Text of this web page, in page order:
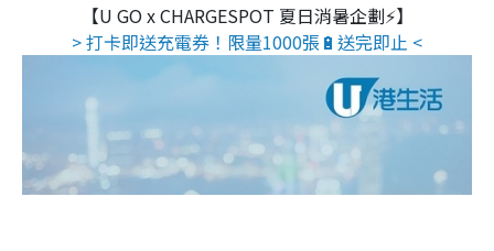
【U GO x CHARGESPOT 夏日消暑企劃⚡】
> 打卡即送充電券！限量1000張🔋送完即止 <